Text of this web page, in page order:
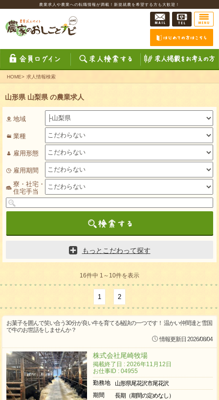
農業求人や農業への転職情報が満載！新規就農を希望する方も大歓迎！
HOME> 求人情報検索
山形県 山梨県 の農業求人
地域
業種
雇用形態
雇用期間
寮・社宅・
住宅手当
もっとこだわって探す
16件中 1～10件を表示
1 2
お菓子を囲んで笑い合う30分が良い牛を育てる秘訣の一つです！ 温かい仲間達と雪国
で牛のお世話をしませんか？
情報更新日 2026/08/04
株式会社尾崎牧場
掲載終了日 : 2026年11月12日
お仕事ID : 04955
勤務地
山形県尾花沢市尾花沢
期間
長期（期間の定めなし）